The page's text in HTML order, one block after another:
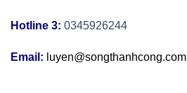
Hotline 3: 0345926244
Email: luyen@songthanhcong.com